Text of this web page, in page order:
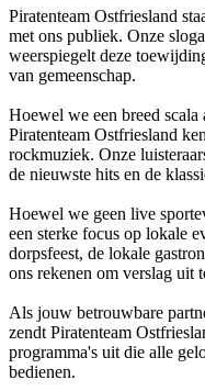
Piratenteam Ostfriesland
met ons publiek. Onze
weerspiegelt deze
van gemeenschap.
Hoewel we een breed scala
Piratenteam Ostfriesland
rockmuziek. Onze
de nieuwste hits en de
Hoewel we geen live
een sterke focus op lokale
dorpsfeest, de lokale
ons rekenen om verslag uit
Als jouw betrouwbare
zendt Piratenteam
programma's uit die alle
bedienen.